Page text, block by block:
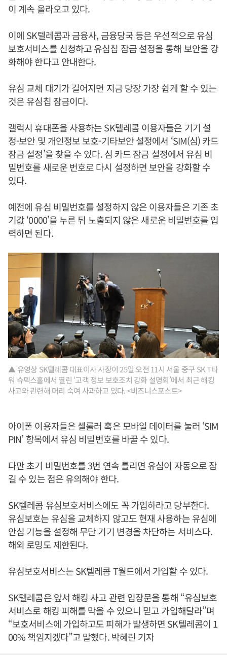
이 계속 올라오고 있다.
이에 SK텔레콤과 금융사, 금융당국 등은 우선적으로 유심
보호서비스를 신청하고 유심칩 잠금 설정을 통해 보안을 강
화해야 한다고 안내한다.
유심 교체 대기가 길어지면 지금 당장 가장 쉽게 할 수 있는
것은 유심칩 잠금이다.
갤럭시 휴대폰을 사용하는 SK텔레콤 이용자들은 기기 설
정-보안 및 개인정보 보호-기타보안 설정에서 ‘SIM(심) 카드
잠금 설정’을 찾을 수 있다. 심 카드 잠금 설정에서 유심 비
밀번호를 새로운 번호로 다시 설정하면 보안을 강화할 수
있다.
예전에 유심 비밀번호를 설정하지 않은 이용자들은 기존 초
기값 ‘0000’을 누른 뒤 노출되지 않은 새로운 비밀번호를 입
력하면 된다.
▲ 유영상 SK텔레콤 대표이사 사장이 25일 오전 11시 서울 중구 SK T타
워 슈펙스홀에서 열린 ‘고객 정보 보호조치 강화 설명회’에서 최근 해킹
사고와 관련해 머리 숙여 사과하고 있다. <비즈니스포스트>
아이폰 이용자들은 셀룰러 혹은 모바일 데이터를 눌러 ‘SIM
PIN’ 항목에서 유심 비밀번호를 바꿀 수 있다.
다만 초기 비밀번호를 3번 연속 틀리면 유심이 자동으로 잠
길 수 있는 점은 유의해야 한다.
SK텔레콤 유심보호서비스에도 꼭 가입하라고 당부한다.
유심보호는 유심을 교체하지 않고도 현재 사용하는 유심에
안심 기능을 설정해 무단 기기 변경을 차단하는 서비스다.
해외 로밍도 제한된다.
유심보호서비스는 SK텔레콤 T월드에서 가입할 수 있다.
SK텔레콤은 앞서 해킹 사고 관련 입장문을 통해 “유심보호
서비스로 해킹 피해를 막을 수 있으니 믿고 가입해달라”며
“보호서비스에 가입하고도 피해가 발생하면 SK텔레콤이 1
00% 책임지겠다”고 말했다. 박혜린 기자